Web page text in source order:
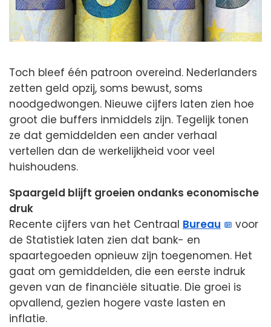
Toch bleef één patroon overeind. Nederlanders
zetten geld opzij, soms bewust, soms
noodgedwongen. Nieuwe cijfers laten zien hoe
groot die buffers inmiddels zijn. Tegelijk tonen
ze dat gemiddelden een ander verhaal
vertellen dan de werkelijkheid voor veel
huishoudens.
Spaargeld blijft groeien ondanks economische
druk
Recente cijfers van het Centraal Bureau
voor
de Statistiek laten zien dat bank- en
spaartegoeden opnieuw zijn toegenomen. Het
gaat om gemiddelden, die een eerste indruk
geven van de financiële situatie. Die groei is
opvallend, gezien hogere vaste lasten en
inflatie.